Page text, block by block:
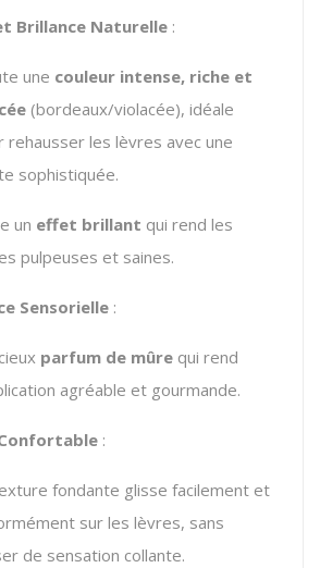
Brillance Naturelle :
une couleur intense, riche et
(bordeaux/violacée), idéale
rehausser les lèvres avec une
sophistiquée.
un effet brillant qui rend les
pulpeuses et saines.
Sensorielle :
parfum de mûre qui rend
agréable et gourmande.
:
fondante glisse facilement et
sur les lèvres, sans
de sensation collante.